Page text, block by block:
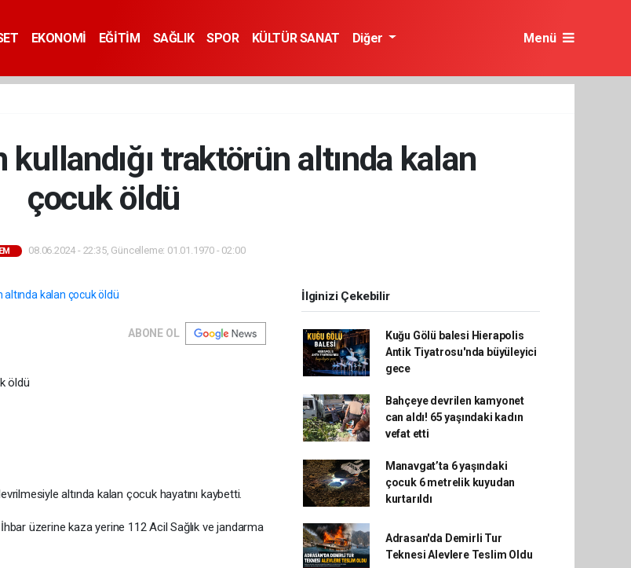
EKONOMİ EĞİTİM SAĞLIK SPOR KÜLTÜR SANAT Diğer Menü
traktörün altında kalan
çocuk öldü
08.06.2024 - 22:35, Güncelleme: 01.01.1970 - 02:00
ABONE OL
öldü
altında kalan çocuk hayatını kaybetti.
üzerine kaza yerine 112 Acil Sağlık ve jandarma
İlginizi Çekebilir
Kuğu Gölü balesi Hierapolis
Antik Tiyatrosu'nda büyüleyici
gece
Bahçeye devrilen kamyonet
can aldı! 65 yaşındaki kadın
vefat etti
Manavgat’ta 6 yaşındaki
çocuk 6 metrelik kuyudan
kurtarıldı
Adrasan'da Demirli Tur
Teknesi Alevlere Teslim Oldu